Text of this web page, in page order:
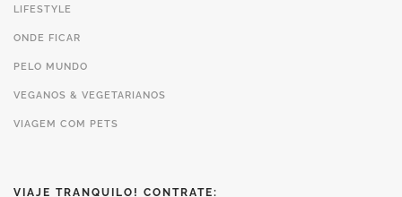
LIFESTYLE
ONDE FICAR
PELO MUNDO
VEGANOS & VEGETARIANOS
VIAGEM COM PETS
VIAJE TRANQUILO! CONTRATE: